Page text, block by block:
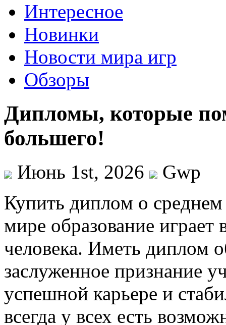
Интересное
Новинки
Новости мира игр
Обзоры
Дипломы, которые
большего!
Июнь 1st, 2026
Gwp
Купить диплoм o
мире образование
человека. Иметь диплом
заслуженное признание
успешной карьере и
всегда у всех есть